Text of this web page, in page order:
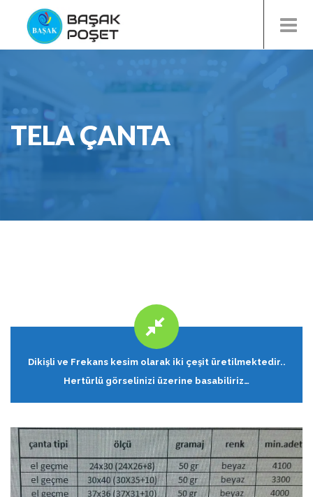
TELA ÇANTA
Dikişli ve Frekans kesim olarak iki çeşit üretilmektedir..
Hertürlü görselinizi üzerine basabiliriz…